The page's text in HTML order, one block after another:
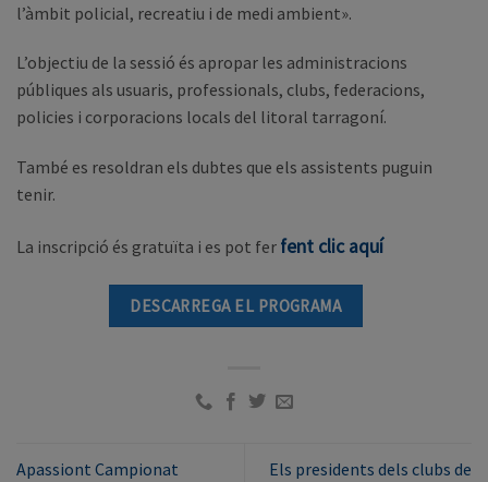
l’àmbit policial, recreatiu i de medi ambient».
L’objectiu de la sessió és apropar les administracions
públiques als usuaris, professionals, clubs, federacions,
policies i corporacions locals del litoral tarragoní.
També es resoldran els dubtes que els assistents puguin
tenir.
La inscripció és gratuïta i es pot fer fent clic aquí
DESCARREGA EL PROGRAMA
Apassiont Campionat
Els presidents dels clubs de